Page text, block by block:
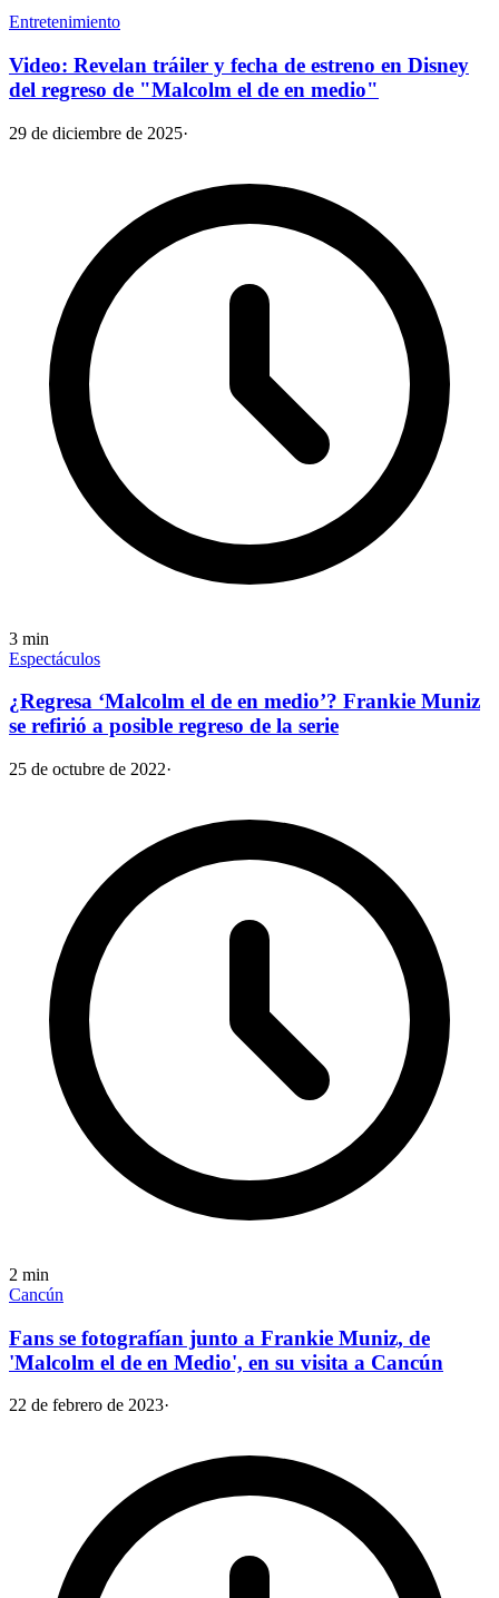
Entretenimiento
Video: Revelan tráiler y fecha de estreno en Disney
del regreso de "Malcolm el de en medio"
29 de diciembre de 2025·
3 min
Espectáculos
¿Regresa ‘Malcolm el de en medio’? Frankie Muniz
se refirió a posible regreso de la serie
25 de octubre de 2022·
2 min
Cancún
Fans se fotografían junto a Frankie Muniz, de
'Malcolm el de en Medio', en su visita a Cancún
22 de febrero de 2023·